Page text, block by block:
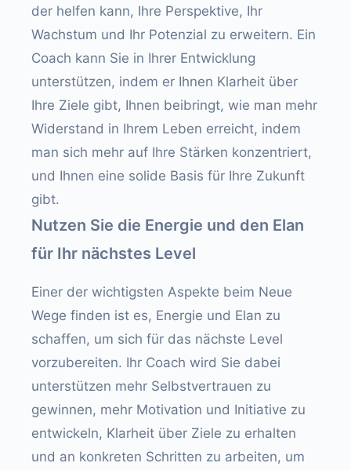
der helfen kann, Ihre Perspektive, Ihr
Wachstum und Ihr Potenzial zu erweitern. Ein
Coach kann Sie in Ihrer Entwicklung
unterstützen, indem er Ihnen Klarheit über
Ihre Ziele gibt, Ihnen beibringt, wie man mehr
Widerstand in Ihrem Leben erreicht, indem
man sich mehr auf Ihre Stärken konzentriert,
und Ihnen eine solide Basis für Ihre Zukunft
gibt.
Nutzen Sie die Energie und den Elan
für Ihr nächstes Level
Einer der wichtigsten Aspekte beim Neue
Wege finden ist es, Energie und Elan zu
schaffen, um sich für das nächste Level
vorzubereiten. Ihr Coach wird Sie dabei
unterstützen mehr Selbstvertrauen zu
gewinnen, mehr Motivation und Initiative zu
entwickeln, Klarheit über Ziele zu erhalten
und an konkreten Schritten zu arbeiten, um